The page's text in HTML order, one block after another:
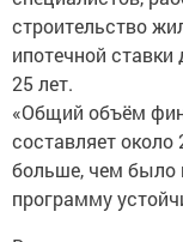
строительство
ипотечной
25 лет.
«Общий объём
составляет около
больше, чем было
программу